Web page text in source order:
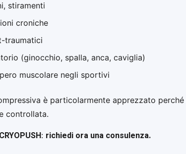
stiramenti
croniche
traumatici
(ginocchio, spalla, anca, caviglia)
muscolare negli sportivi
è particolarmente apprezzato perché
controllata.
: richiedi ora una consulenza.